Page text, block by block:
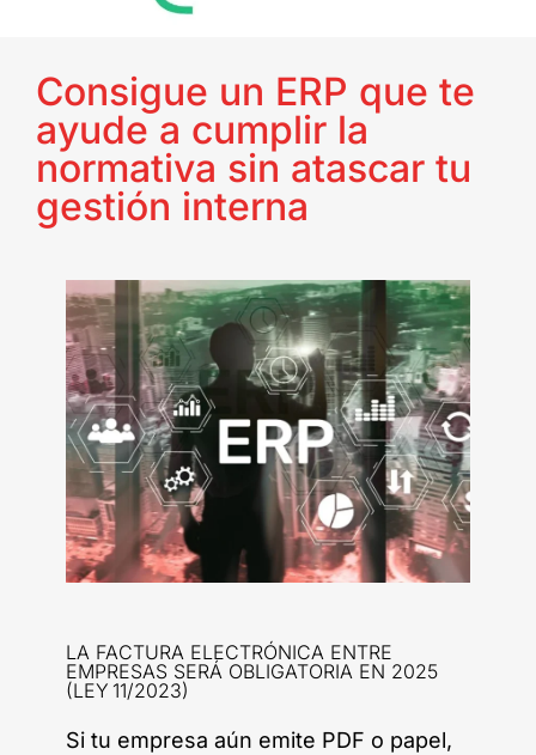
Consigue un ERP que te
ayude a cumplir la
normativa sin atascar tu
gestión interna
LA FACTURA ELECTRÓNICA ENTRE
EMPRESAS SERÁ OBLIGATORIA EN 2025
(LEY 11/2023)
Si tu empresa aún emite PDF o papel,